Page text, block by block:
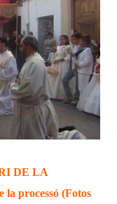
DE LA
la processó (Fotos